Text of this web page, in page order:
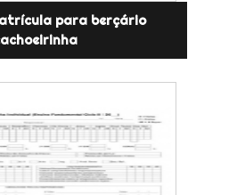
para berçário